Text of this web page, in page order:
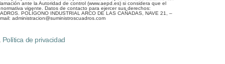
ante la Autoridad de control (www.aepd.es) si considera que el
vigente. Datos de contacto para ejercer sus derechos:
POLÍGONO INDUSTRIAL ARCO DE LAS CAÑADAS, NAVE 21, –
administracion@suministroscuadros.com
Política de privacidad